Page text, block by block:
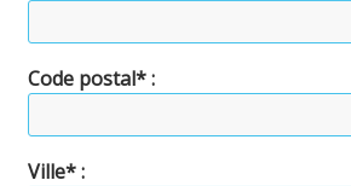
Code postal* :
Ville* :